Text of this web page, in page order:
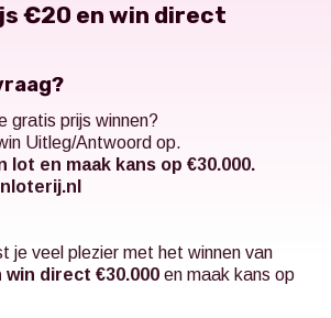
€20 en win direct
gratis prijs winnen?
Uitleg/Antwoord op.
lot en maak kans op €30.000.
je veel plezier met het winnen van
direct €30.000 en maak kans op